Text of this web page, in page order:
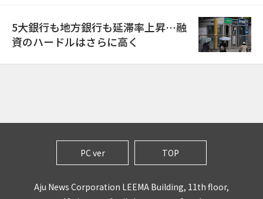
5大銀行も地方銀行も延滞率上昇…融
資のハードルはさらに高く
PC ver TOP
Aju News Corporation LEEMA Building, 11th floor,